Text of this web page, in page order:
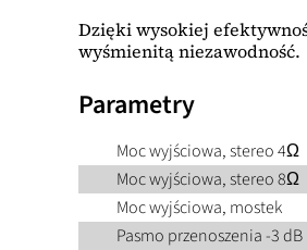
Dzięki wysokiej
wyśmienitą niezawodność.
Parametry
Moc wyjściowa, stereo 4Ω
Moc wyjściowa, stereo 8Ω
Moc wyjściowa, mostek
Pasmo przenoszenia -3 dB